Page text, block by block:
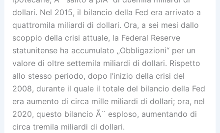
dollari. Nel 2015, il bilancio della Fed era arrivato a
quattromila miliardi di dollari. Ora, a sei mesi dallo
scoppio della crisi attuale, la Federal Reserve
statunitense ha accumulato „Obbligazioni“ per un
valore di oltre settemila miliardi di dollari. Rispetto
allo stesso periodo, dopo l’inizio della crisi del
2008, durante il quale il totale del bilancio della Fed
era aumento di circa mille miliardi di dollari; ora, nel
2020, questo bilancio Ã¨ esploso, aumentando di
circa tremila miliardi di dollari.